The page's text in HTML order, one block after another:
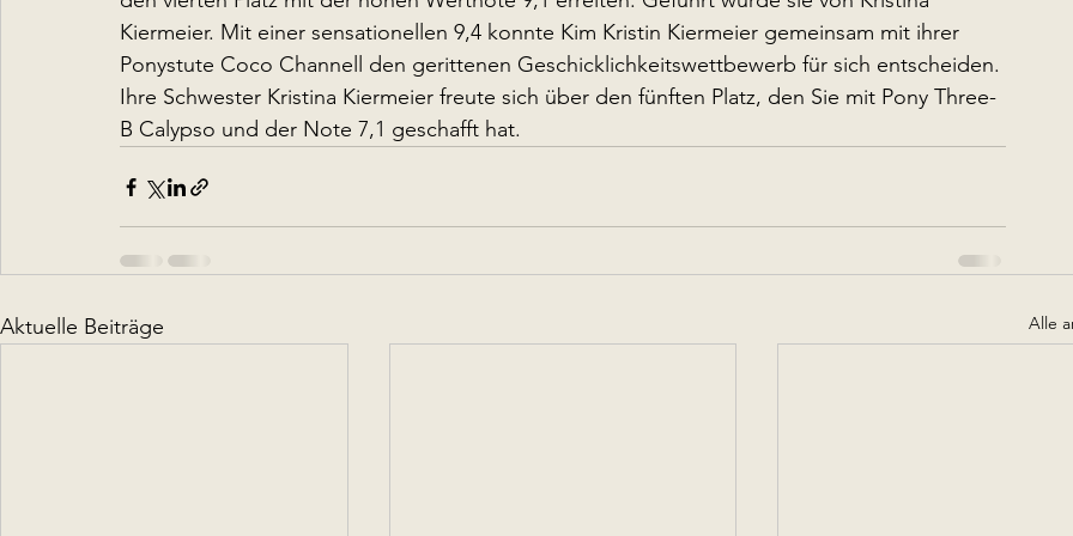
Kiermeier. Mit einer sensationellen 9,4 konnte Kim Kristin Kiermeier gemeinsam mit ihrer
Ponystute Coco Channell den gerittenen Geschicklichkeitswettbewerb für sich entscheiden.
Ihre Schwester Kristina Kiermeier freute sich über den fünften Platz, den Sie mit Pony Three-
B Calypso und der Note 7,1 geschafft hat.
Aktuelle Beiträge Alle